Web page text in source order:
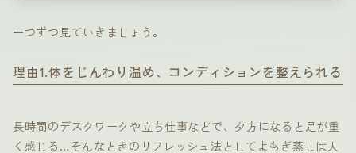
一つずつ見ていきましょう。
理由1.体をじんわり温め、コンディションを整えられる
長時間のデスクワークや立ち仕事などで、夕方になると足が重
く感じる…そんなときのリフレッシュ法としてよもぎ蒸しは人